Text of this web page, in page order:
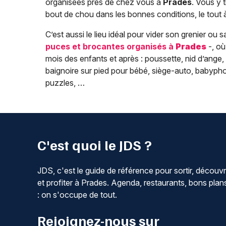
organisées près de chez vous à Prades. Vous y
bout de chou dans les bonnes conditions, le tout
C’est aussi le lieu idéal pour vider son grenier ou
puces et brocantes organisés à Prades -,
mois des enfants et après : poussette, nid
baignoire sur pied pour bébé, siège-auto,
puzzles, …
C'est quoi le JDS ?
JDS, c'est le guide de référence pour sortir,
et profiter à Prades. Agenda, restaurants, bons
: on s'occupe de tout.
Rejoignez-nous sur